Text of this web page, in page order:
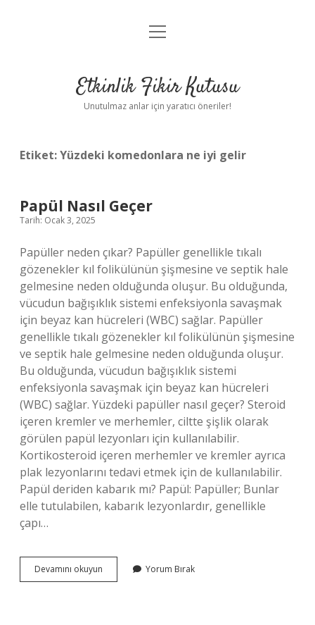
Anasayfa
Yasal Uyarı
menüyü
Etkinlik Fikir Kutusu
Unutulmaz anlar için yaratıcı öneriler!
Etiket:Yüzdeki komedonlara ne iyi gelir
Papül Nasıl Geçer
Tarih: Ocak 3, 2025
Papüller neden çıkar? Papüller genellikle tıkalı
gözenekler kıl folikülünün şişmesine ve septik hale
gelmesine neden olduğunda oluşur. Bu olduğunda,
vücudun bağışıklık sistemi enfeksiyonla savaşmak
için beyaz kan hücreleri (WBC) sağlar. Papüller
genellikle tıkalı gözenekler kıl folikülünün şişmesine
ve septik hale gelmesine neden olduğunda oluşur.
Bu olduğunda, vücudun bağışıklık sistemi
enfeksiyonla savaşmak için beyaz kan hücreleri
(WBC) sağlar. Yüzdeki papüller nasıl geçer? Steroid
içeren kremler ve merhemler, ciltte şişlik olarak
görülen papül lezyonları için kullanılabilir.
Kortikosteroid içeren merhemler ve kremler ayrıca
plak lezyonlarını tedavi etmek için de kullanılabilir.
Papül deriden kabarık mı? Papül: Papüller; Bunlar
elle tutulabilen, kabarık lezyonlardır, genellikle
çapı…
Devamını okuyun
Nasıl
Yorum Bırak